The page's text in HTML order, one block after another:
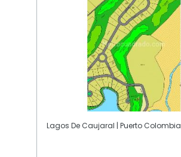
Lagos De Caujaral | Puerto Colombia